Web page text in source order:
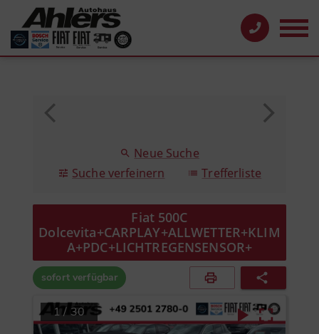
Neue Suche
Suche verfeinern
Trefferliste
Fiat 500C
Dolcevita+CARPLAY+ALLWETTER+KLIM
A+PDC+LICHTREGENSENSOR+
sofort verfügbar
1/ 30